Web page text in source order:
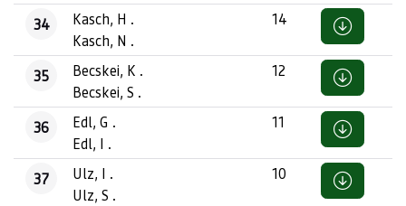
34
Kasch, H .
Kasch, N .
14
35
Becskei, K .
Becskei, S .
12
36
Edl, G .
Edl, I .
11
37
Ulz, I .
Ulz, S .
10